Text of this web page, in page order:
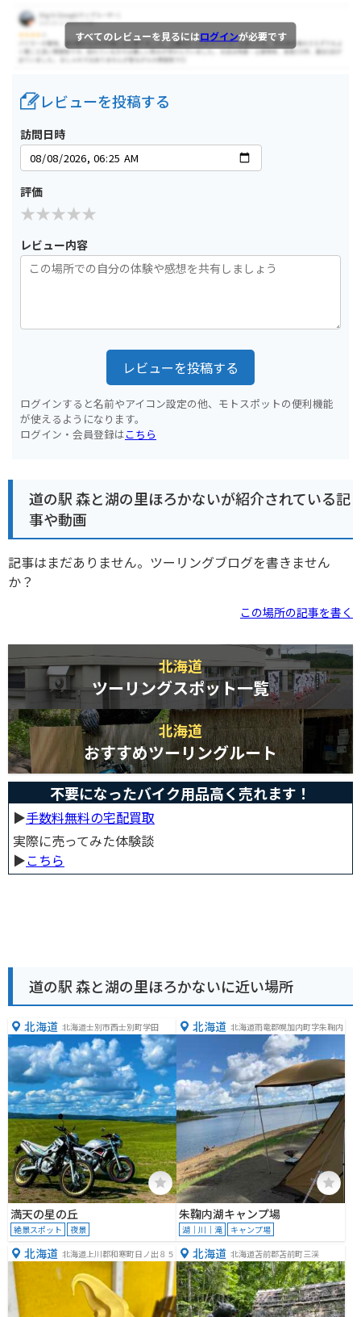
すべてのレビューを見るにはログインが必要です
レビューを投稿する
訪問日時
評価
レビュー内容
レビューを投稿する
ログインすると名前やアイコン設定の他、モトスポットの便利機能
が使えるようになります。
ログイン・会員登録はこちら
道の駅 森と湖の里ほろかないが紹介されている記
事や動画
記事はまだありません。ツーリングブログを書きません
か？
この場所の記事を書く
北海道
ツーリングスポット一覧
北海道
おすすめツーリングルート
不要になったバイク用品高く売れます！
▶︎手数料無料の宅配買取
実際に売ってみた体験談
▶︎こちら
道の駅 森と湖の里ほろかないに近い場所
北海道 北海道士別市西士別町学田
満天の星の丘
絶景スポット 夜景
北海道 北海道雨竜郡幌加内町字朱鞠内
朱鞠内湖キャンプ場
湖｜川｜滝 キャンプ場
北海道 北海道上川郡和寒町日ノ出８５ 北海道 北海道苫前郡苫前町三渓